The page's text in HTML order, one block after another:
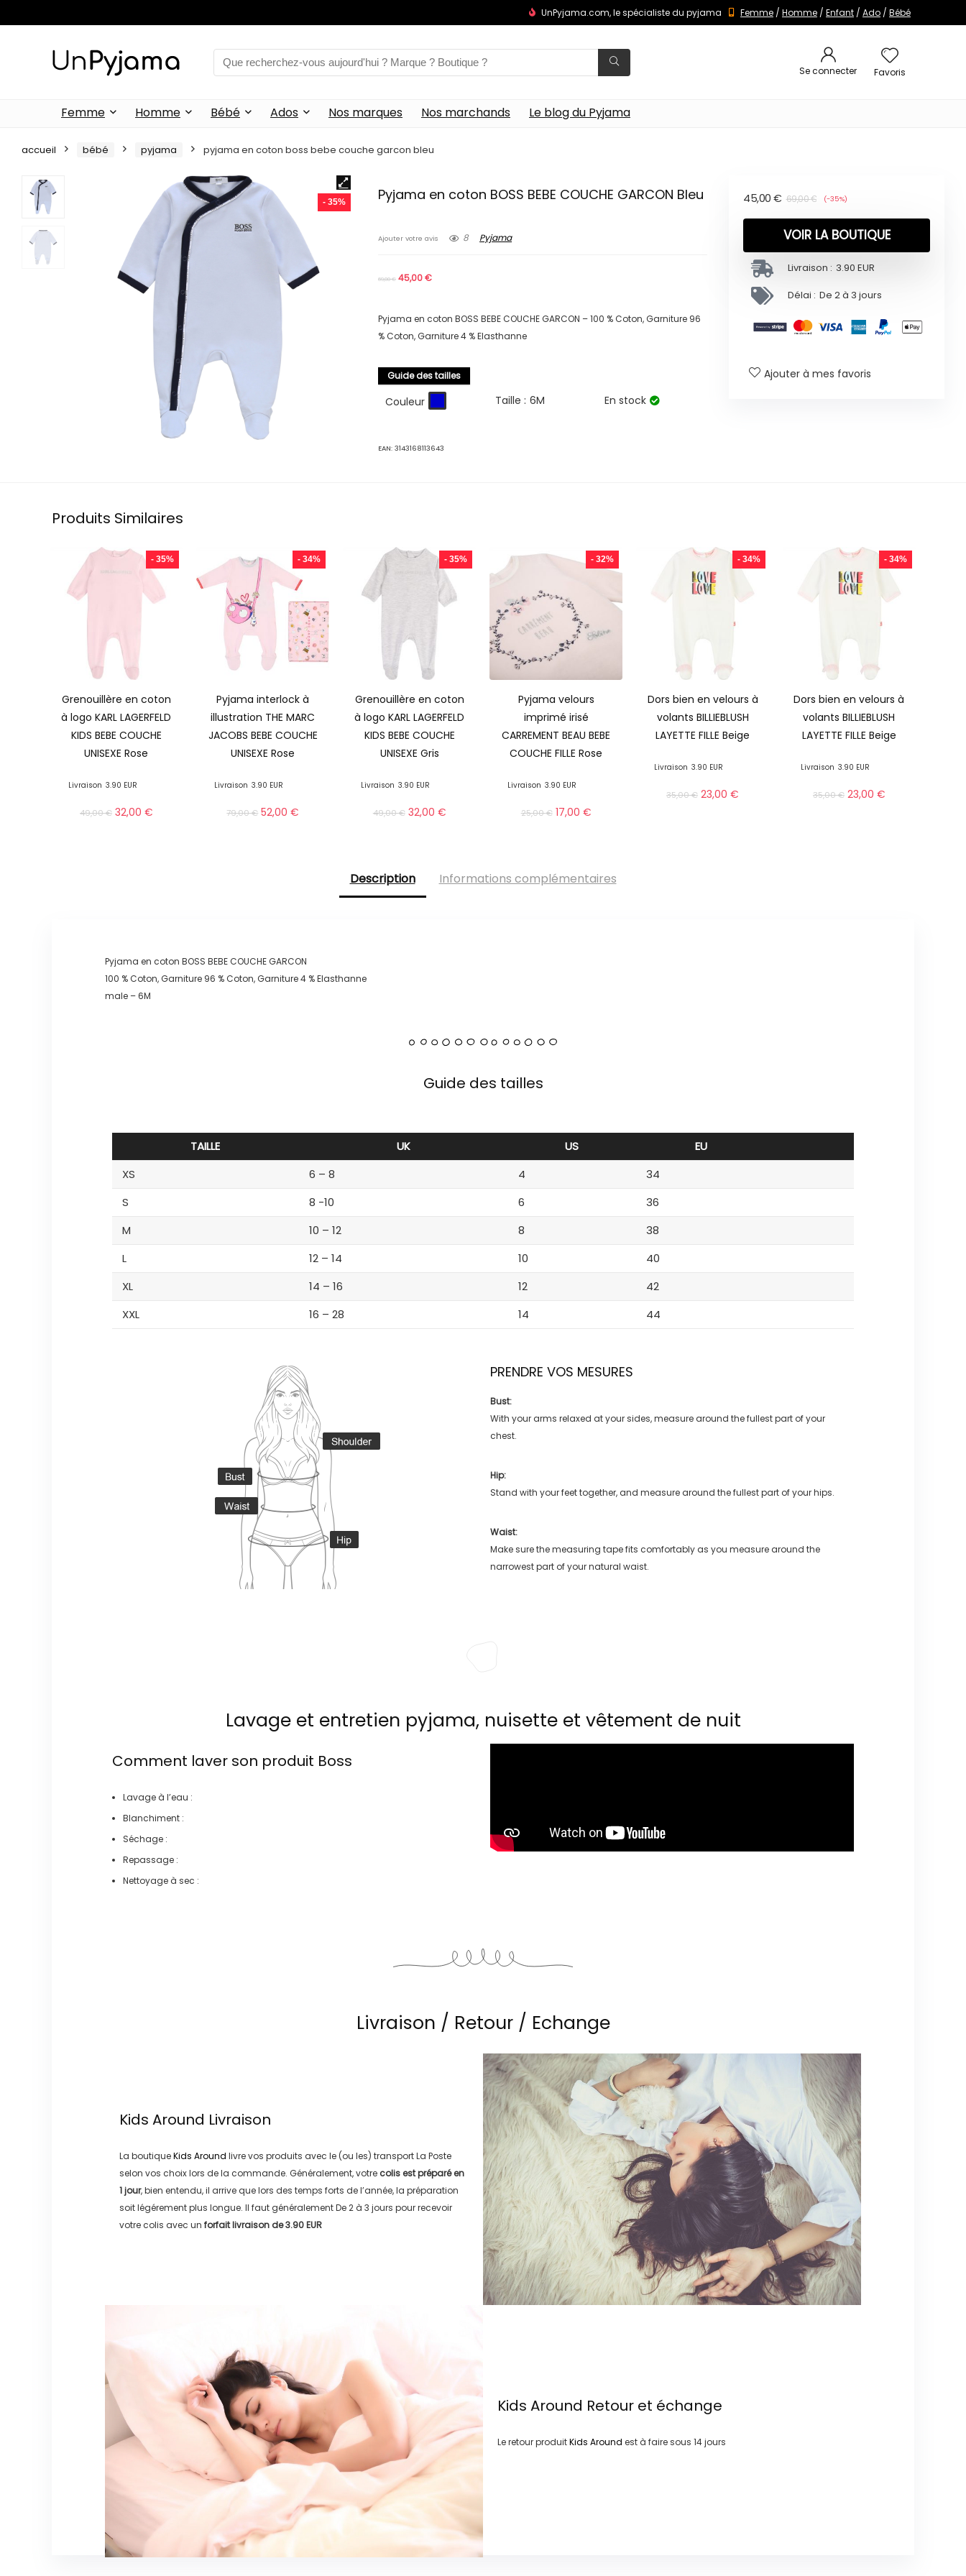
UnPyjama.com, le spécialiste du pyjama Femme / Homme / Enfant / Ado / Bébé
Se connecter Favoris
Femme Homme Bébé Ados Nos marques Nos marchands Le blog du Pyjama
accueil bébé pyjama pyjama en coton boss bebe couche garcon bleu
- 35% Pyjama en coton BOSS BEBE COUCHE GARCON Bleu
Ajouter votre avis 8 Pyjama
69,00€ 45,00€
Pyjama en coton BOSS BEBE COUCHE GARCON – 100 % Coton, Garniture 96
% Coton, Garniture 4 % Elasthanne
Guide des tailles
Couleur Taille : 6M En stock
EAN:3143168113643
69,00€
45,00 € (-35%)
VOIR LA BOUTIQUE
Livraison : 3.90 EUR
Délai : De 2 à 3 jours
Ajouter à mes favoris
Produits Similaires
- 35%
Grenouillère en coton
à logo KARL LAGERFELD
KIDS BEBE COUCHE
UNISEXE Rose
Livraison 3.90 EUR
49,00€ 32,00 €
- 34%
Pyjama interlock à
illustration THE MARC
JACOBS BEBE COUCHE
UNISEXE Rose
Livraison 3.90 EUR
79,00€ 52,00€
- 35%
Grenouillère en coton
à logo KARL LAGERFELD
KIDS BEBE COUCHE
UNISEXE Gris
Livraison 3.90 EUR
49,00€ 32,00 €
- 32%
Pyjama velours
imprimé irisé
CARREMENT BEAU BEBE
COUCHE FILLE Rose
Livraison 3.90 EUR
25,00€ 17,00 €
- 34%
Dors bien en velours à
volants BILLIEBLUSH
LAYETTE FILLE Beige
Livraison 3.90 EUR
35,00€ 23,00€
- 34%
Dors bien en velours à
volants BILLIEBLUSH
LAYETTE FILLE Beige
Livraison 3.90 EUR
35,00€ 23,00 €
Description Informations complémentaires
Pyjama en coton BOSS BEBE COUCHE GARCON
100 % Coton, Garniture 96 % Coton, Garniture 4 % Elasthanne
male – 6M
Guide des tailles
TAILLE UK US
EU
XS
6 – 8 4
34
S
8 -10 6
36
M
10 – 12 8
38
L
12 – 14 10
40
XL
14 – 16 12
42
XXL
16 – 28 14 44
PRENDRE VOS MESURES
Bust:
With your arms relaxed at your sides, measure around the fullest part of your
chest.
Hip:
Stand with your feet together, and measure around the fullest part of your hips.
Waist:
Make sure the measuring tape fits comfortably as you measure around the
narrowest part of your natural waist.
Lavage et entretien pyjama, nuisette et vêtement de nuit
Comment laver son produit Boss
Lavage à l’eau :
Blanchiment :
Séchage :
Repassage :
Nettoyage à sec :
Livraison / Retour / Echange
Kids Around Livraison
La boutiqueKids Around livre vos produits avec le (ou les) transportLa Poste
selon vos choix lors de la commande. Généralement, votre colis est préparé en
1 jour, bien entendu, il arrive que lors des temps forts de l’année, la préparation
soit légérement plus longue. Il faut généralementDe 2 à 3 jours pour recevoir
votre colis avec un forfait livraison de3.90 EUR
Kids Around Retour et échange
Le retour produitKids Around est à faire sous 14 jours